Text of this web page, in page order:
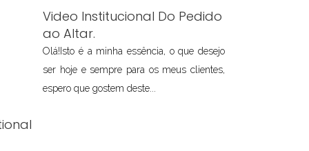
Video Institucional Do Pedido
ao Altar.
Olá!Isto é a minha essência, o que desejo
ser hoje e sempre para os meus clientes,
espero que gostem deste...